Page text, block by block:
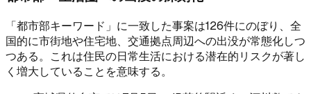
「都市部キーワード」に一致した事案は126件にのぼり、全
国的に市街地や住宅地、交通拠点周辺への出没が常態化しつ
つある。これは住民の日常生活における潜在的リスクが著し
く増大していることを意味する。